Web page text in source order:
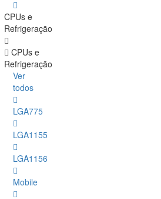
CPUs e
Refrigeração
CPUs e
Refrigeração
Ver
todos
LGA775
LGA1155
LGA1156
Mobile